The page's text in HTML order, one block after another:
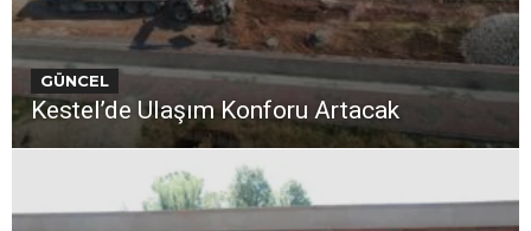
GÜNCEL
Kestel’de Ulaşım Konforu Artacak